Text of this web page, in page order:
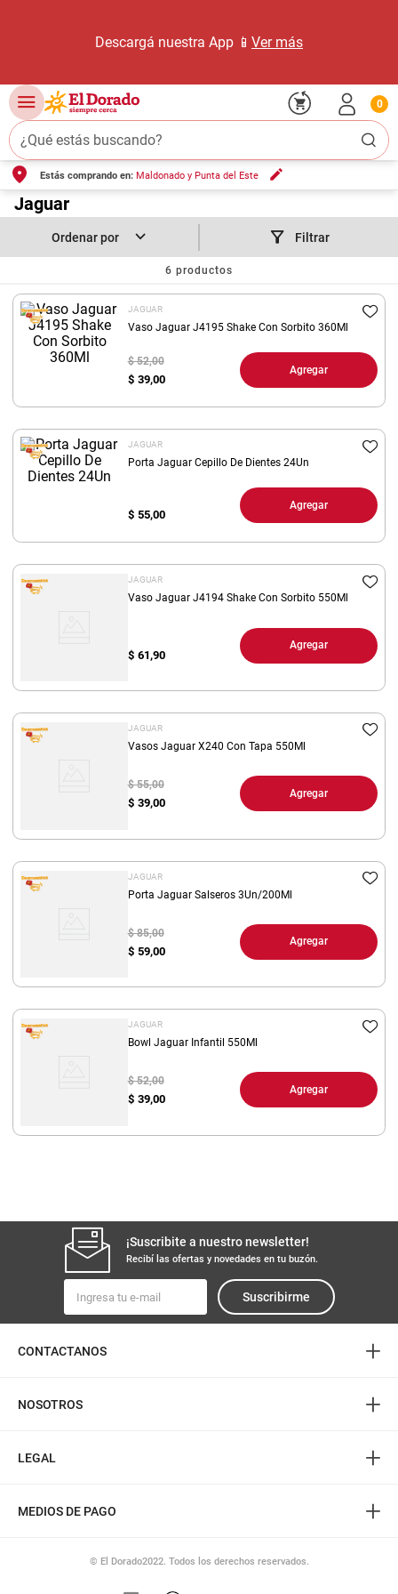
Descargá nuestra App 📱 Ver más
¿Qué estás buscando?
0
Estás comprando en: Maldonado y Punta del Este
Jaguar
Filtrar
6 productos
JAGUAR
Vaso Jaguar J4195 Shake Con Sorbito 360Ml
$ 39,00
$ 52,00
Agregar
JAGUAR
Porta Jaguar Cepillo De Dientes 24Un
$ 55,00
Agregar
JAGUAR
Vaso Jaguar J4194 Shake Con Sorbito 550Ml
$ 61,90
Agregar
JAGUAR
Vasos Jaguar X240 Con Tapa 550Ml
$ 39,00
$ 55,00
Agregar
JAGUAR
Porta Jaguar Salseros 3Un/200Ml
$ 59,00
$ 85,00
Agregar
JAGUAR
Bowl Jaguar Infantil 550Ml
$ 39,00
$ 52,00
Agregar
¡Suscribite a nuestro newsletter!
Recibí las ofertas y novedades en tu buzón.
Suscribirme
CONTACTANOS +
NOSOTROS +
LEGAL +
MEDIOS DE PAGO +
© El Dorado2022. Todos los derechos reservados.
TÉRMINOS MÁS BUSCADOS
leche
4. queso
5. pollo
. bondiola
. fideos